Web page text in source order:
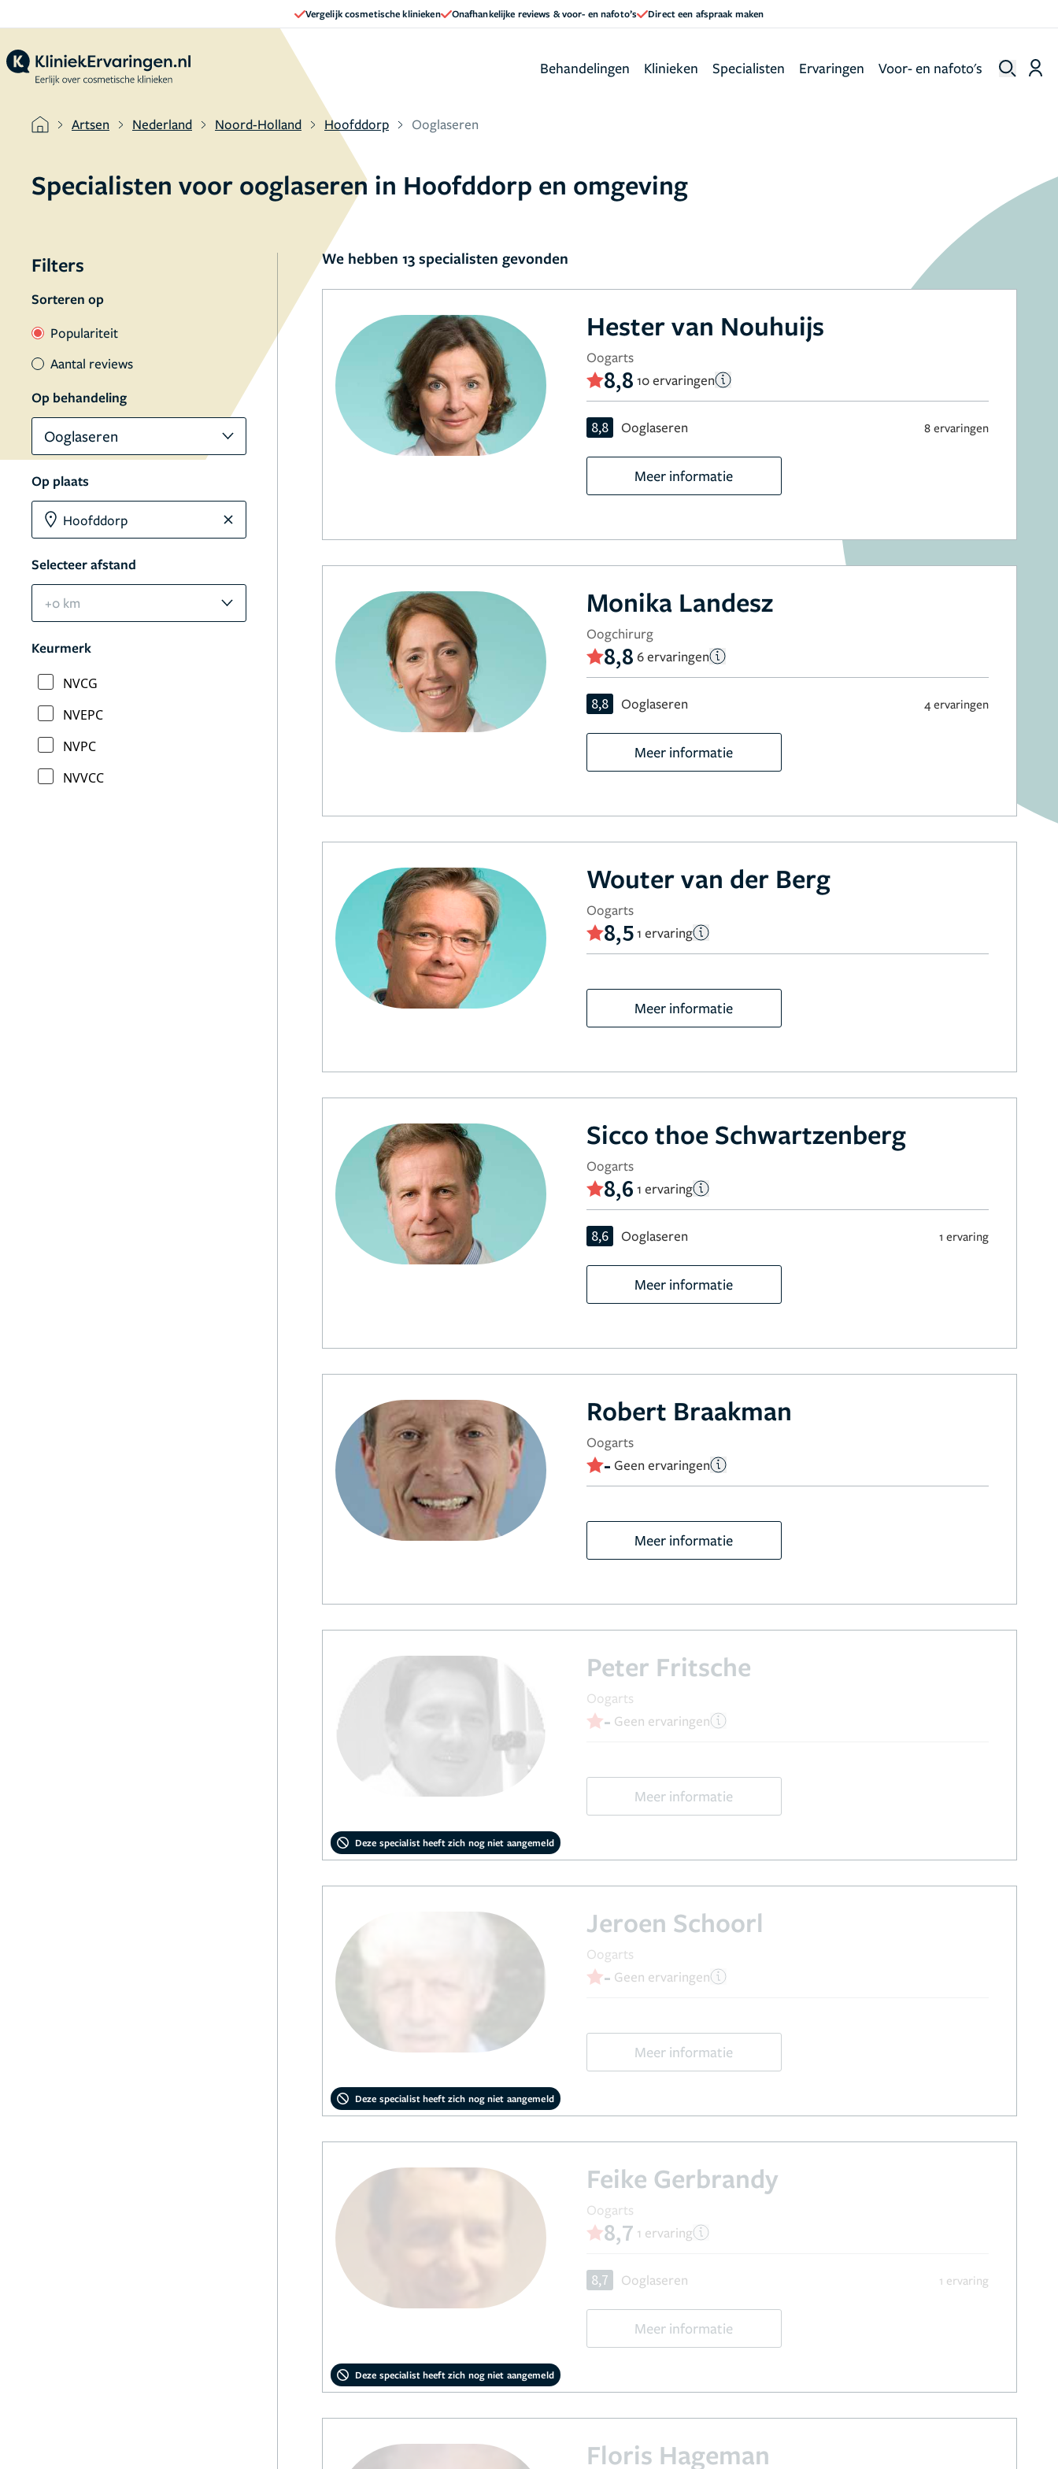
Vergelijk cosmetische klinieken Onafhankelijke reviews & voor- en nafoto’s Direct een afspraak maken
Behandelingen Klinieken Specialisten Ervaringen Voor- en nafoto's
Artsen Nederland Noord-Holland Hoofddorp Ooglaseren
Specialisten voor ooglaseren in Hoofddorp en omgeving
Filters
Sorteren op
Populariteit
Aantal reviews
Op behandeling
Ooglaseren
Op plaats
Selecteer afstand
+0 km
Keurmerk
NVCG
NVEPC
NVPC
NVVCC
We hebben 13 specialisten gevonden
Hester van Nouhuijs
Oogarts
8,8 10 ervaringen
8,8 Ooglaseren 8 ervaringen
Meer informatie
Monika Landesz
Oogchirurg
8,8 6 ervaringen
8,8 Ooglaseren 4 ervaringen
Meer informatie
Wouter van der Berg
Oogarts
8,51 ervaring
Meer informatie
Sicco thoe Schwartzenberg
Oogarts
8,6 1 ervaring
8,6 Ooglaseren 1 ervaring
Meer informatie
Robert Braakman
Oogarts
- Geen ervaringen
Meer informatie
Deze specialist heeft zich nog niet aangemeld
Peter Fritsche
Oogarts
- Geen ervaringen
Meer informatie
Deze specialist heeft zich nog niet aangemeld
Jeroen Schoorl
Oogarts
- Geen ervaringen
Meer informatie
Deze specialist heeft zich nog niet aangemeld
Feike Gerbrandy
Oogarts
8,7 1 ervaring
8,7 Ooglaseren 1 ervaring
Meer informatie
Floris Hageman